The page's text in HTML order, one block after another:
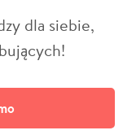
dla siebie,